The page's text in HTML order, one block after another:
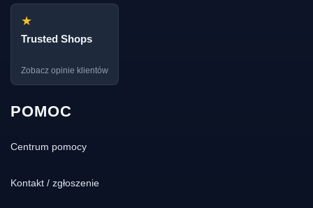
★
Trusted Shops
Zobacz opinie klientów
POMOC
Centrum pomocy
Kontakt / zgłoszenie